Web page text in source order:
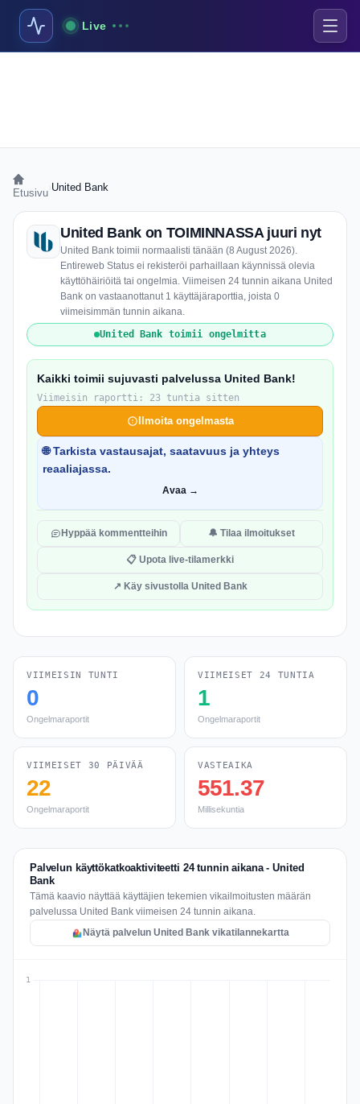
Live
Etusivu United Bank
United Bank on TOIMINNASSA juuri nyt
United Bank toimii normaalisti tänään (8 August 2026).
Entireweb Status ei rekisteröi parhaillaan käynnissä olevia
käyttöhäiriöitä tai ongelmia. Viimeisen 24 tunnin aikana United
Bank on vastaanottanut 1 käyttäjäraporttia, joista 0
viimeisimmän tunnin aikana.
United Bank toimii ongelmitta
Kaikki toimii sujuvasti palvelussa United Bank!
Viimeisin raportti: 23 tuntia sitten
Ilmoita ongelmasta
🌐 Tarkista vastausajat, saatavuus ja yhteys
reaaliajassa.
Avaa →
Hyppää kommentteihin 🔔 Tilaa ilmoitukset
📋 Upota live-tilamerkki
↗ Käy sivustolla United Bank
VIIMEISIN TUNTI
0
Ongelmaraportit
VIIMEISET 24 TUNTIA
1
Ongelmaraportit
VIIMEISET 30 PÄIVÄÄ
22
Ongelmaraportit
VASTEAIKA
551.37
Millisekuntia
Palvelun käyttökatkoaktiviteetti 24 tunnin aikana - United
Bank
Tämä kaavio näyttää käyttäjien tekemien vikailmoitusten määrän
palvelussa United Bank viimeisen 24 tunnin aikana.
Näytä palvelun United Bank vikatilannekartta